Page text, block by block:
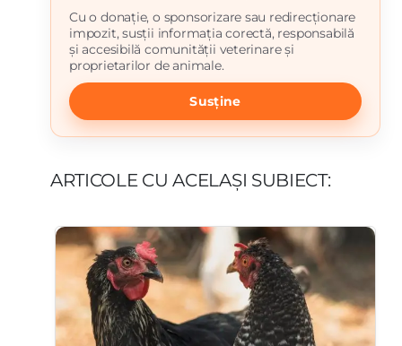
Cu o donație, o sponsorizare sau redirecționare
impozit, susții informația corectă, responsabilă
și accesibilă comunității veterinare și
proprietarilor de animale.
Susține
ARTICOLE CU ACELAȘI SUBIECT: